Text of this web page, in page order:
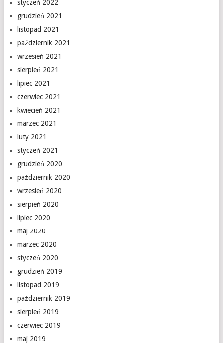
styczeń 2022
grudzień 2021
listopad 2021
październik 2021
wrzesień 2021
sierpień 2021
lipiec 2021
czerwiec 2021
kwiecień 2021
marzec 2021
luty 2021
styczeń 2021
grudzień 2020
październik 2020
wrzesień 2020
sierpień 2020
lipiec 2020
maj 2020
marzec 2020
styczeń 2020
grudzień 2019
listopad 2019
październik 2019
sierpień 2019
czerwiec 2019
maj 2019